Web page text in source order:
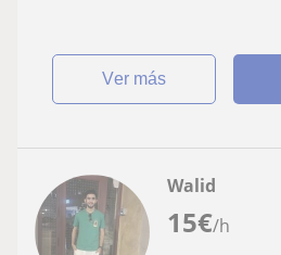
ver más
15€/h
Walid